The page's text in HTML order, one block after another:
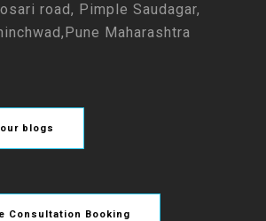
road, Pimple Saudagar,
Maharashtra
our blogs
Consultation Booking